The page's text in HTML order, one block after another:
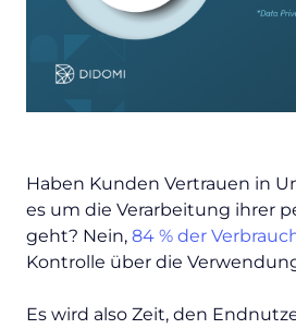
Haben Kunden Vertrauen in
es um die Verarbeitung ihrer
geht? Nein, 84 % der
Kontrolle über die
Es wird also Zeit, den